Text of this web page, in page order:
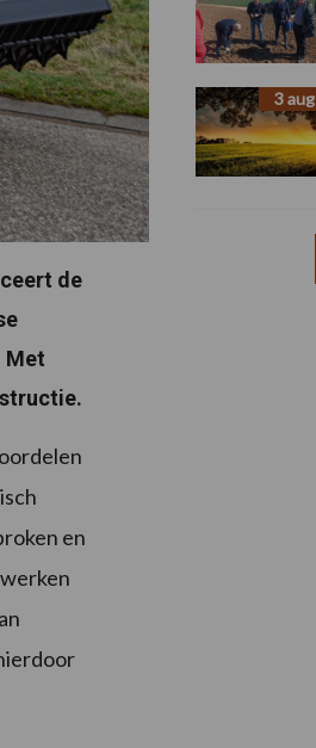
de
Met
en
3 aug